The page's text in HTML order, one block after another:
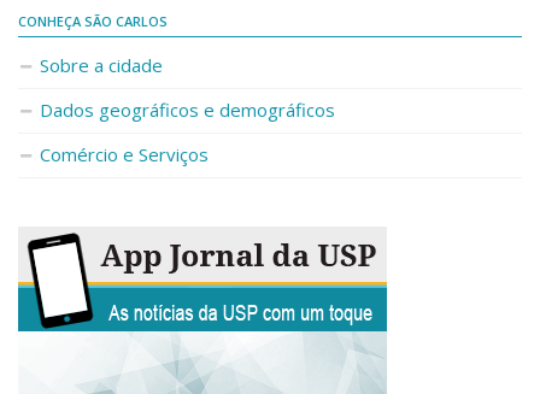
Urgências
CONHEÇA SÃO CARLOS
Sobre a cidade
Dados geográficos e demográficos
Comércio e Serviços